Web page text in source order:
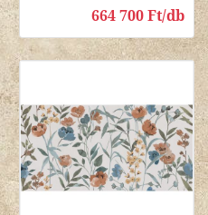
664 700 Ft/db